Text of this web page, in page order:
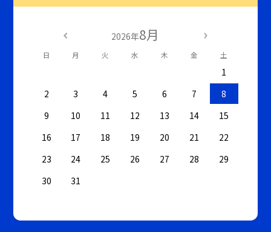
2026年8月
日 月 火 水 木 金 土
1
2
3 4 5 6 7
8
9
10 11 12 13 14
15
16
17 18 19 20 21
22
23
24 25 26 27 28
29
30
31